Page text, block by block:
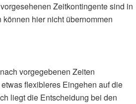
Zeitkontingente sind in
hier nicht übernommen
vorgegebenen Zeiten
flexibleres Eingehen auf die
liegt die Entscheidung bei den